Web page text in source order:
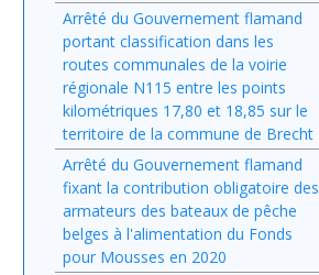
Arrêté du Gouvernement flamand
portant classification dans les
routes communales de la voirie
régionale N115 entre les points
kilométriques 17,80 et 18,85 sur le
territoire de la commune de Brecht
Arrêté du Gouvernement flamand
fixant la contribution obligatoire des
armateurs des bateaux de pêche
belges à l'alimentation du Fonds
pour Mousses en 2020